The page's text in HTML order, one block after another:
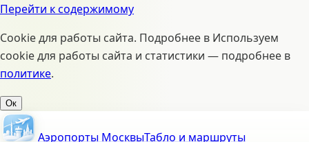
Перейти к содержимому
Cookie для работы сайта. Подробнее в Используем
cookie для работы сайта и статистики — подробнее в
политике.
Ок
Аэропорты МосквыТабло и маршруты